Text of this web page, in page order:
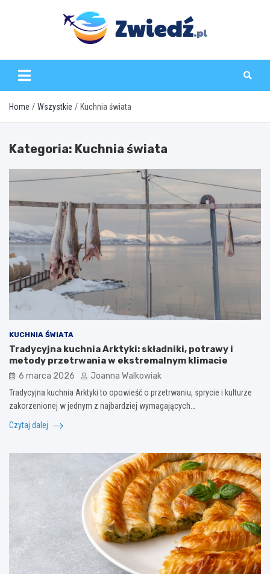
zwiedz.pl
Home Wszystkie Kuchnia świata
Kategoria: Kuchnia świata
KUCHNIA ŚWIATA
Tradycyjna kuchnia Arktyki: składniki, potrawy i
metody przetrwania w ekstremalnym klimacie
6 marca 2026 Joanna Walkowiak
Tradycyjna kuchnia Arktyki to opowieść o przetrwaniu, sprycie i kulturze
zakorzenionej w jednym z najbardziej wymagających…
Czytaj dalej